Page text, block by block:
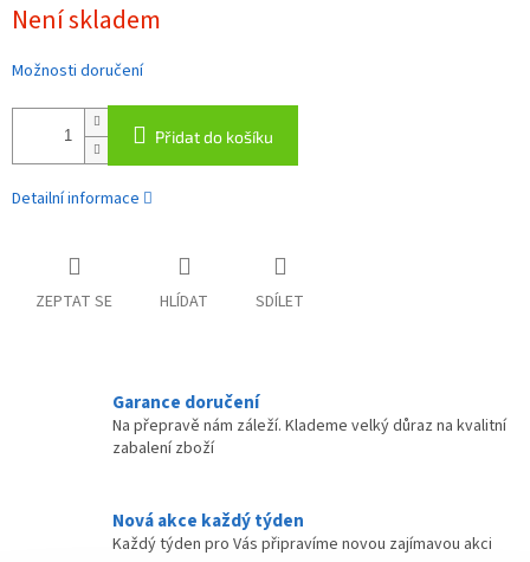
cena:
Není skladem
Možnosti doručení
Přidat do košíku
Detailní informace
ZEPTAT SE HLÍDAT SDÍLET
Garance doručení
Na přepravě nám záleží. Klademe velký důraz na kvalitní
zabalení zboží
Nová akce každý týden
Každý týden pro Vás připravíme novou zajímavou akci